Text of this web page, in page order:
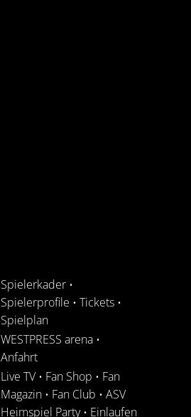
Spielerkader •
Spielerprofile • Tickets •
Spielplan
WESTPRESS arena •
Anfahrt
Live TV • Fan Shop • Fan
Magazin • Fan Club • ASV
Heimspiel Party• Einlaufen